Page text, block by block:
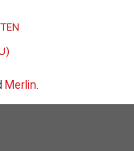
Merlin